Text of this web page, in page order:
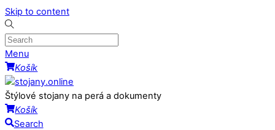
Skip to content
Menu
Košík
Štýlové stojany na perá a dokumenty
Košík
Search